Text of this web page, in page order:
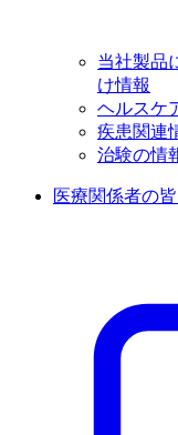
当社製品
け情報
ヘルスケ
疾患関連
治験の情
医療関係者の皆